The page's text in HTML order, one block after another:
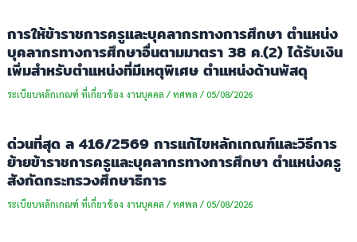
การให้ข้าราชการครูและบุคลากรทางการศึกษา ตำแหน่ง
บุคลากรทางการศึกษาอื่นตามมาตรา 38 ค.(2) ได้รับเงิน
เพิ่มสำหรับตำแหน่งที่มีเหตุพิเศษ ตำแหน่งด้านพัสดุ
ระเบียบหลักเกณฑ์ ที่เกี่ยวข้อง งานบุคคล / ทศพล / 05/08/2026
ด่วนที่สุด ล 416/2569 การแก้ไขหลักเกณฑ์และวิธีการ
ย้ายข้าราชการครูและบุคลากรทางการศึกษา ตำแหน่งครู
สังกัดกระทรวงศึกษาธิการ
ระเบียบหลักเกณฑ์ ที่เกี่ยวข้อง งานบุคคล / ทศพล / 05/08/2026